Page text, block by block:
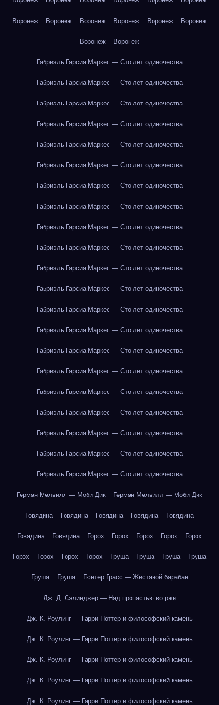
Воронеж Воронеж Воронеж Воронеж Воронеж Воронеж
Воронеж Воронеж
Габриэль Гарсиа Маркес — Сто лет одиночества
Габриэль Гарсиа Маркес — Сто лет одиночества
Габриэль Гарсиа Маркес — Сто лет одиночества
Габриэль Гарсиа Маркес — Сто лет одиночества
Габриэль Гарсиа Маркес — Сто лет одиночества
Габриэль Гарсиа Маркес — Сто лет одиночества
Габриэль Гарсиа Маркес — Сто лет одиночества
Габриэль Гарсиа Маркес — Сто лет одиночества
Габриэль Гарсиа Маркес — Сто лет одиночества
Габриэль Гарсиа Маркес — Сто лет одиночества
Габриэль Гарсиа Маркес — Сто лет одиночества
Габриэль Гарсиа Маркес — Сто лет одиночества
Габриэль Гарсиа Маркес — Сто лет одиночества
Габриэль Гарсиа Маркес — Сто лет одиночества
Габриэль Гарсиа Маркес — Сто лет одиночества
Габриэль Гарсиа Маркес — Сто лет одиночества
Габриэль Гарсиа Маркес — Сто лет одиночества
Габриэль Гарсиа Маркес — Сто лет одиночества
Габриэль Гарсиа Маркес — Сто лет одиночества
Габриэль Гарсиа Маркес — Сто лет одиночества
Габриэль Гарсиа Маркес — Сто лет одиночества
Герман Мелвилл — Моби Дик Герман Мелвилл — Моби Дик
Говядина Говядина Говядина Говядина Говядина
Говядина Говядина Горох Горох Горох Горох Горох
Горох Горох Горох Горох Груша Груша Груша Груша
Груша Груша Гюнтер Грасс — Жестяной барабан
Дж. Д. Сэлинджер — Над пропастью во ржи
Дж. К. Роулинг — Гарри Поттер и философский камень
Дж. К. Роулинг — Гарри Поттер и философский камень
Дж. К. Роулинг — Гарри Поттер и философский камень
Дж. К. Роулинг — Гарри Поттер и философский камень
Дж. К. Роулинг — Гарри Поттер и философский камень